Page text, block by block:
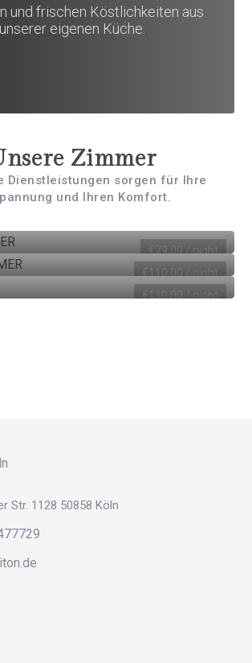
und frischen Köstlichkeiten aus
unserer eigenen Küche.
Zimmer
Dienstleistungen sorgen für Ihre
und Ihren Komfort.
€79,00 / night
Children
einzel
€110,00 / night
Children
einzel
€110,00 / night
Children einzel
Str. 1128 50858 Köln